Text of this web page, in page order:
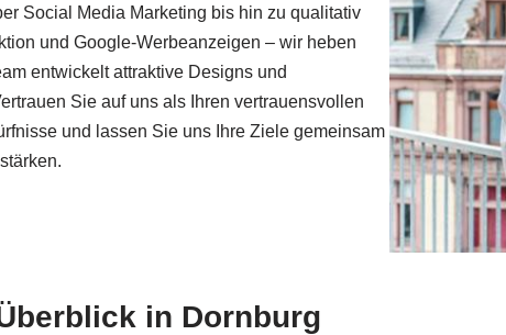
Social Media Marketing bis hin zu qualitativ
und Google-Werbeanzeigen – wir heben
entwickelt attraktive Designs und
Sie auf uns als Ihren vertrauensvollen
und lassen Sie uns Ihre Ziele gemeinsam
in Dornburg